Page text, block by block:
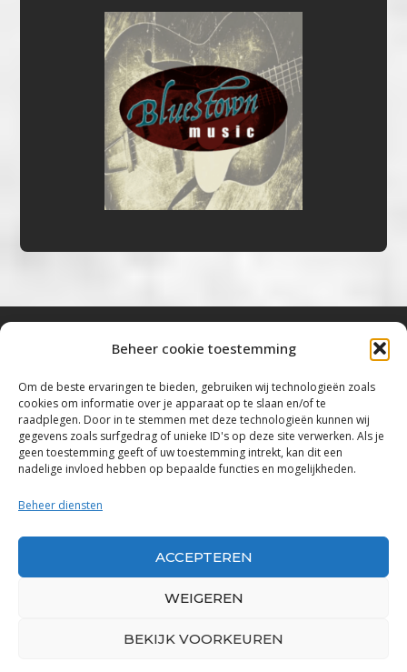
Beheer cookie toestemming
Om de beste ervaringen te bieden, gebruiken wij technologieën zoals
cookies om informatie over je apparaat op te slaan en/of te
raadplegen. Door in te stemmen met deze technologieën kunnen wij
gegevens zoals surfgedrag of unieke ID's op deze site verwerken. Als je
geen toestemming geeft of uw toestemming intrekt, kan dit een
nadelige invloed hebben op bepaalde functies en mogelijkheden.
Beheer diensten
ACCEPTEREN
WEIGEREN
BEKIJK VOORKEUREN
“Voor de mooiste Blues, Rock, Roots &
Americana”
Copyright 2019 – 2026 Bluestown Music – All
Powered by Bluestown Music